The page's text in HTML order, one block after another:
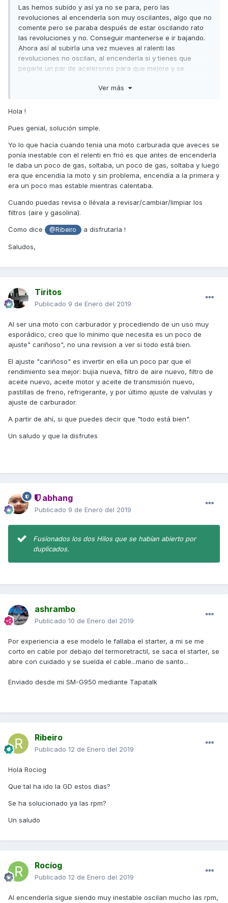
Las hemos subido y así ya no se para, pero las
revoluciones al encenderla son muy oscilantes, algo que no
comente pero se paraba después de estar oscilando rato
las revoluciones y no. Conseguir mantenerse e ir bajando.
Ahora así al subirla una vez mueves al ralenti las
revoluciones no oscilan, al encenderla si y tienes que
pegarle un par de acelerones para que mejore y se
Ver más
Hola !
Pues genial, solución simple.
Yo lo que hacía cuando tenia una moto carburada que aveces se
ponía inestable con el relenti en frió es que antes de encenderla
le daba un poco de gas, soltaba, un poco de gas, soltaba y luego
era que encendía la moto y sin problema, encendía a la primera y
era un poco mas estable mientras calentaba.
Cuando puedas revisa o llévala a revisar/cambiar/limpiar los
filtros (aire y gasolina).
Como dice @Ribeiro a disfrutarla !
Saludos,
Tiritos
Publicado 9 de Enero del 2019
Al ser una moto con carburador y procediendo de un uso muy
esporádico, creo que lo mínimo que necesita es un poco de
ajuste" cariñoso", no una revision a ver si todo está bien.
El ajuste "cariñoso" es invertir en ella un poco par que el
rendimiento sea mejor: bujia nueva, filtro de aire nuevo, filtro de
aceite nuevo, aceite motor y aceite de transmisión nuevo,
pastillas de freno, refrigerante, y por último ajuste de valvulas y
ajuste de carburador.
A partir de ahí, si que puedes decir que "todo está bien".
Un saludo y que la disfrutes
abhang
Publicado 9 de Enero del 2019
Fusionados los dos Hilos que se habían abierto por
duplicados.
ashrambo
Publicado 10 de Enero del 2019
Por experiencia a ese modelo le fallaba el starter, a mi se me
corto en cable por debajo del termoretractil, se saca el starter, se
abre con cuidado y se suelda el cable...mano de santo...
Enviado desde mi SM-G950 mediante Tapatalk
Ribeiro
Publicado 12 de Enero del 2019
Hola Rociog
Que tal ha ido la GD estos dias?
Se ha solucionado ya las rpm?
Un saludo
Rocíog
Publicado 12 de Enero del 2019
Al encenderla sigue siendo muy inestable oscilan mucho las rpm,